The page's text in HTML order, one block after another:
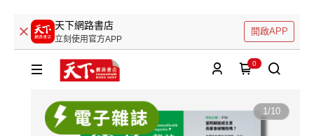
天下網路書店
立刻使用官方APP
開啟APP
0
1/10